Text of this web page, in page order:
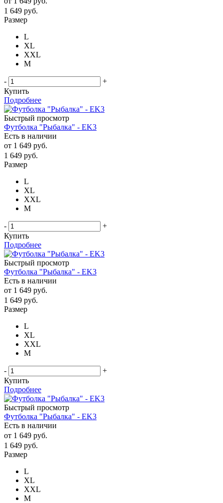
1 649 руб.
Размер
L
XL
XXL
М
-
+
Купить
Подробнее
Быстрый просмотр
Футболка "Рыбалка" - EK3
Есть в наличии
от 1 649 руб.
1 649 руб.
Размер
L
XL
XXL
М
-
+
Купить
Подробнее
Быстрый просмотр
Футболка "Рыбалка" - EK3
Есть в наличии
от 1 649 руб.
1 649 руб.
Размер
L
XL
XXL
М
-
+
Купить
Подробнее
Быстрый просмотр
Футболка "Рыбалка" - EK3
Есть в наличии
от 1 649 руб.
1 649 руб.
Размер
L
XL
XXL
М